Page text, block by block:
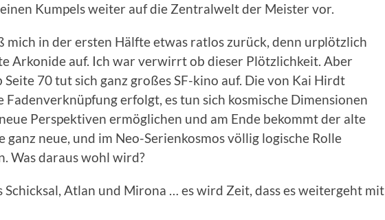
Kumpels weiter auf die Zentralwelt der Meister vor.
mich in der ersten Hälfte etwas ratlos zurück, denn urplötzlich
Arkonide auf. Ich war verwirrt ob dieser Plötzlichkeit. Aber
Seite 70 tut sich ganz großes SF-kino auf. Die von Kai Hirdt
Fadenverknüpfung erfolgt, es tun sich kosmische Dimensionen
Perspektiven ermöglichen und am Ende bekommt der alte
ganz neue, und im Neo-Serienkosmos völlig logische Rolle
Was daraus wohl wird?
Schicksal, Atlan und Mirona … es wird Zeit, dass es weitergeht mit